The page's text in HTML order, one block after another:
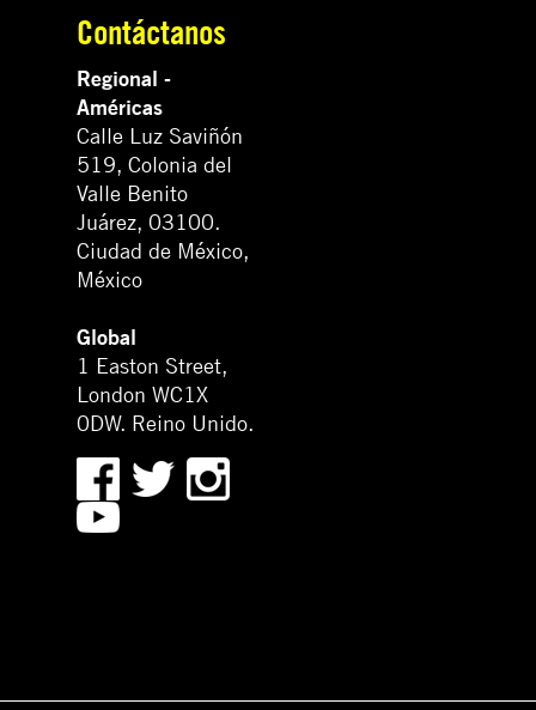
Contáctanos
Regional -
Américas
Calle Luz Saviñón
519, Colonia del
Valle Benito
Juárez, 03100.
Ciudad de México,
México
Global
1 Easton Street,
London WC1X
0DW. Reino Unido.